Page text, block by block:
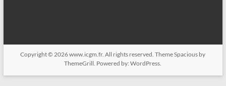
Copyright © 2026www.icgm.fr. All rights reserved. ThemeSpacious by
ThemeGrill. Powered by:WordPress.